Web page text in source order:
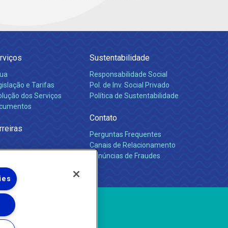
e Tarifas
dos Serviços
Sustentabilidade
Responsabilidade Social
Pol. de Inv. Social Privado
Política de Sustentabilidade
Contato
Perguntas Frequentes
Canais de Relacionamento
Denúncias de Fraudes